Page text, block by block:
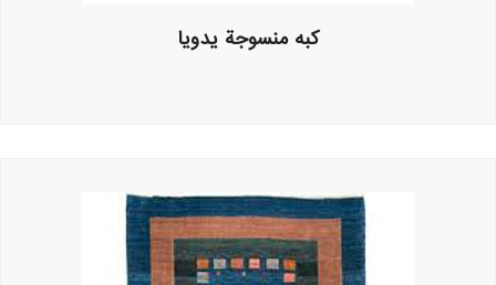
کبه منسوجة يدويا